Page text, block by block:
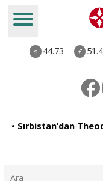
$ 44.73 €
• Sırbistan’dan